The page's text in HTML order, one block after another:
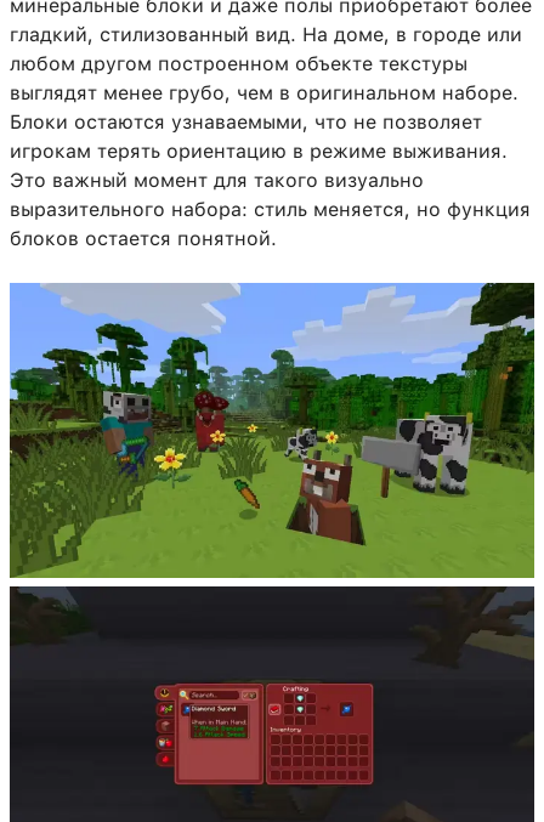
минеральные блоки и даже полы приобретают более
гладкий, стилизованный вид. На доме, в городе или
любом другом построенном объекте текстуры
выглядят менее грубо, чем в оригинальном наборе.
Блоки остаются узнаваемыми, что не позволяет
игрокам терять ориентацию в режиме выживания.
Это важный момент для такого визуально
выразительного набора: стиль меняется, но функция
блоков остается понятной.